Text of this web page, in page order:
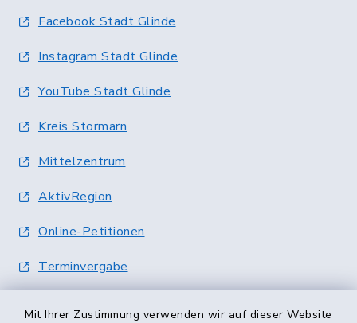
Mit Ihrer Zustimmung verwenden wir auf dieser Website
Facebook Stadt Glinde
Instagram Stadt Glinde
YouTube Stadt Glinde
Kreis Stormarn
Mittelzentrum
AktivRegion
Online-Petitionen
Terminvergabe